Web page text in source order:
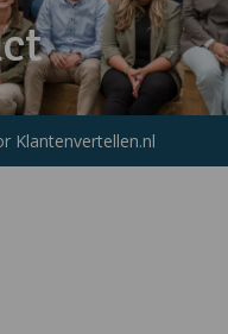
Klantenvertellen.nl